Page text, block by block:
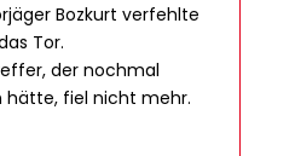
Bozkurt verfehlte
Tor.
der nochmal
hätte, fiel nicht mehr.